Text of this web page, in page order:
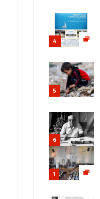
4
5
6
1